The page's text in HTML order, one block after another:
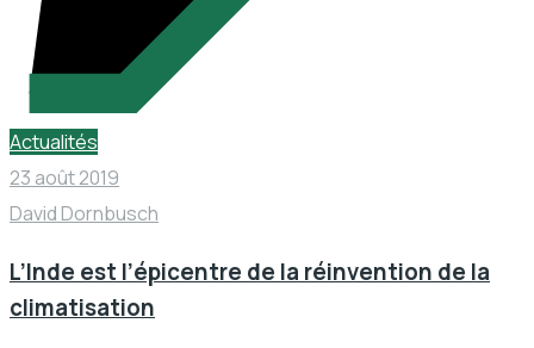
Actualités
23 août 2019
David Dornbusch
L’Inde est l’épicentre de la réinvention de la
climatisation